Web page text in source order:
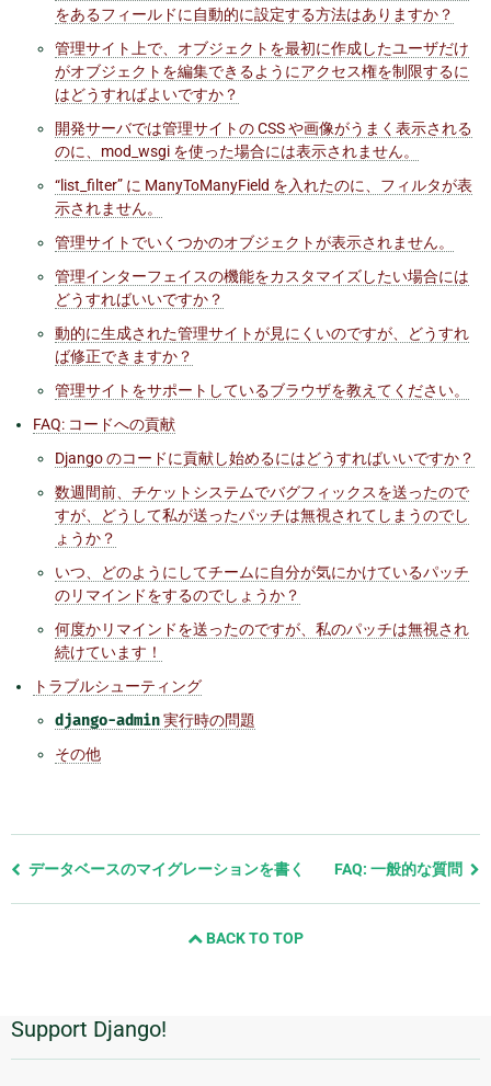
をあるフィールドに自動的に設定する方法はありますか？
管理サイト上で、オブジェクトを最初に作成したユーザだけ
がオブジェクトを編集できるようにアクセス権を制限するに
はどうすればよいですか？
開発サーバでは管理サイトの CSS や画像がうまく表示される
のに、mod_wsgi を使った場合には表示されません。
“list_filter” に ManyToManyField を入れたのに、フィルタが表
示されません。
管理サイトでいくつかのオブジェクトが表示されません。
管理インターフェイスの機能をカスタマイズしたい場合には
どうすればいいですか？
動的に生成された管理サイトが見にくいのですが、どうすれ
ば修正できますか？
管理サイトをサポートしているブラウザを教えてください。
FAQ: コードへの貢献
Django のコードに貢献し始めるにはどうすればいいですか？
数週間前、チケットシステムでバグフィックスを送ったので
すが、どうして私が送ったパッチは無視されてしまうのでし
ょうか？
いつ、どのようにしてチームに自分が気にかけているパッチ
のリマインドをするのでしょうか？
何度かリマインドを送ったのですが、私のパッチは無視され
続けています！
トラブルシューティング
django-admin実行時の問題
その他
前
の
ペ
データベースのマイグレーションを書く FAQ: 一般的な質問
BACK TO TOP
追
加
Support Django!